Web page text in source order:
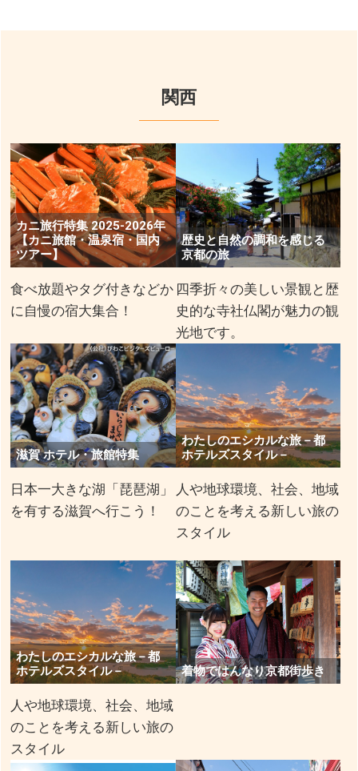
関西
カニ旅行特集 2025-2026年
【カニ旅館・温泉宿・国内
ツアー】
食べ放題やタグ付きなどか
に自慢の宿大集合！
歴史と自然の調和を感じる
京都の旅
四季折々の美しい景観と歴
史的な寺社仏閣が魅力の観
光地です。
滋賀 ホテル・旅館特集
日本一大きな湖「琵琶湖」
を有する滋賀へ行こう！
わたしのエシカルな旅－都
ホテルズスタイル－
人や地球環境、社会、地域
のことを考える新しい旅の
スタイル
わたしのエシカルな旅－都
ホテルズスタイル－
人や地球環境、社会、地域
のことを考える新しい旅の
スタイル
着物ではんなり京都街歩き